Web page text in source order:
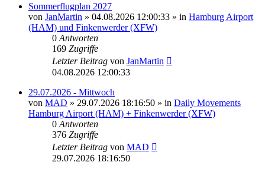
Sommerflugplan 2027
von JanMartin » 04.08.2026 12:00:33 » in Hamburg Airport
(HAM) und Finkenwerder (XFW)
0 Antworten
169 Zugriffe
Letzter Beitrag von JanMartin
04.08.2026 12:00:33
29.07.2026 - Mittwoch
von MAD » 29.07.2026 18:16:50 » in Daily Movements
Hamburg Airport (HAM) + Finkenwerder (XFW)
0 Antworten
376 Zugriffe
Letzter Beitrag von MAD
29.07.2026 18:16:50